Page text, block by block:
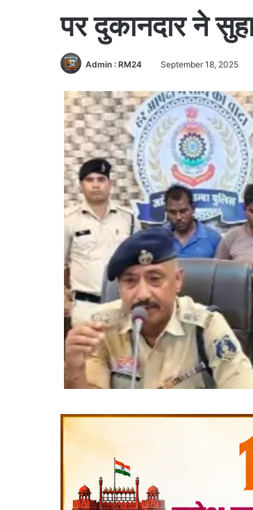
पर दुकानदार ने
Admin : RM24 September 18, 2025